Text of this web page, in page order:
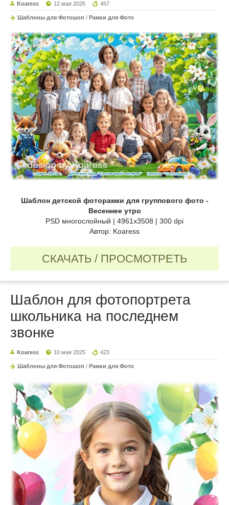
Koaress 12 мая 2025 457
Шаблоны для Фотошоп / Рамки для Фото
Шаблон детской фоторамки для группового фото -
Весеннее утро
PSD многослойный | 4961x3508 | 300 dpi
Автор: Koaress
СКАЧАТЬ / ПРОСМОТРЕТЬ
Шаблон для фотопортрета
школьника на последнем
звонке
Koaress 10 мая 2025 423
Шаблоны для Фотошоп / Рамки для Фото